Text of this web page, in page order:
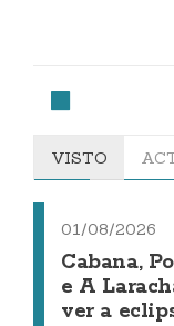
VISTO
01/08/2026
Cabana,
e A
ver a